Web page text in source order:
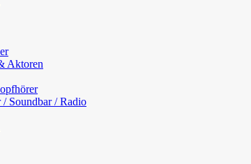
Aktoren
/ Soundbar / Radio